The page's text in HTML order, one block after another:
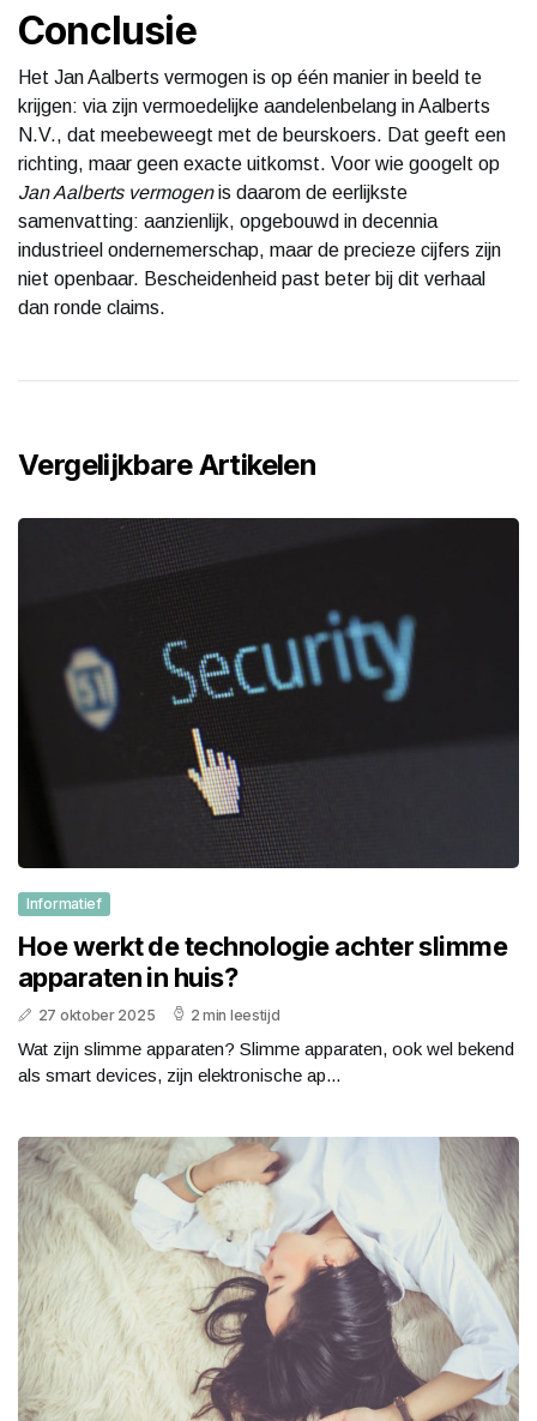
Conclusie
Het Jan Aalberts vermogen is op één manier in beeld te
krijgen: via zijn vermoedelijke aandelenbelang in Aalberts
N.V., dat meebeweegt met de beurskoers. Dat geeft een
richting, maar geen exacte uitkomst. Voor wie googelt op
Jan Aalberts vermogenis daarom de eerlijkste
samenvatting: aanzienlijk, opgebouwd in decennia
industrieel ondernemerschap, maar de precieze cijfers zijn
niet openbaar. Bescheidenheid past beter bij dit verhaal
dan ronde claims.
Vergelijkbare Artikelen
Informatief
Hoe werkt de technologie achter slimme
apparaten in huis?
27 oktober 2025 2 min leestijd
Wat zijn slimme apparaten? Slimme apparaten, ook wel bekend
als smart devices, zijn elektronische ap...